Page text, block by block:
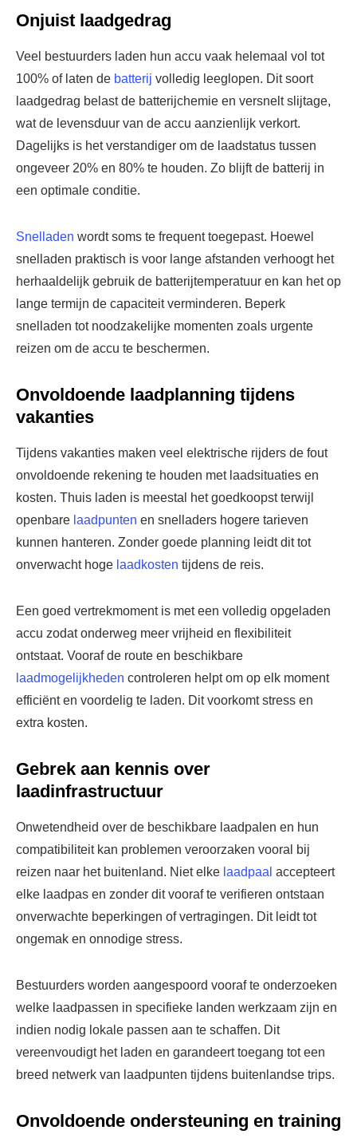
Onjuist laadgedrag
Veel bestuurders laden hun accu vaak helemaal vol tot
100% of laten de batterij volledig leeglopen. Dit soort
laadgedrag belast de batterijchemie en versnelt slijtage,
wat de levensduur van de accu aanzienlijk verkort.
Dagelijks is het verstandiger om de laadstatus tussen
ongeveer 20% en 80% te houden. Zo blijft de batterij in
een optimale conditie.
Snelladen wordt soms te frequent toegepast. Hoewel
snelladen praktisch is voor lange afstanden verhoogt het
herhaaldelijk gebruik de batterijtemperatuur en kan het op
lange termijn de capaciteit verminderen. Beperk
snelladen tot noodzakelijke momenten zoals urgente
reizen om de accu te beschermen.
Onvoldoende laadplanning tijdens
vakanties
Tijdens vakanties maken veel elektrische rijders de fout
onvoldoende rekening te houden met laadsituaties en
kosten. Thuis laden is meestal het goedkoopst terwijl
openbare laadpunten en snelladers hogere tarieven
kunnen hanteren. Zonder goede planning leidt dit tot
onverwacht hoge laadkosten tijdens de reis.
Een goed vertrekmoment is met een volledig opgeladen
accu zodat onderweg meer vrijheid en flexibiliteit
ontstaat. Vooraf de route en beschikbare
laadmogelijkheden controleren helpt om op elk moment
efficiënt en voordelig te laden. Dit voorkomt stress en
extra kosten.
Gebrek aan kennis over
laadinfrastructuur
Onwetendheid over de beschikbare laadpalen en hun
compatibiliteit kan problemen veroorzaken vooral bij
reizen naar het buitenland. Niet elke laadpaal accepteert
elke laadpas en zonder dit vooraf te verifieren ontstaan
onverwachte beperkingen of vertragingen. Dit leidt tot
ongemak en onnodige stress.
Bestuurders worden aangespoord vooraf te onderzoeken
welke laadpassen in specifieke landen werkzaam zijn en
indien nodig lokale passen aan te schaffen. Dit
vereenvoudigt het laden en garandeert toegang tot een
breed netwerk van laadpunten tijdens buitenlandse trips.
Onvoldoende ondersteuning en training